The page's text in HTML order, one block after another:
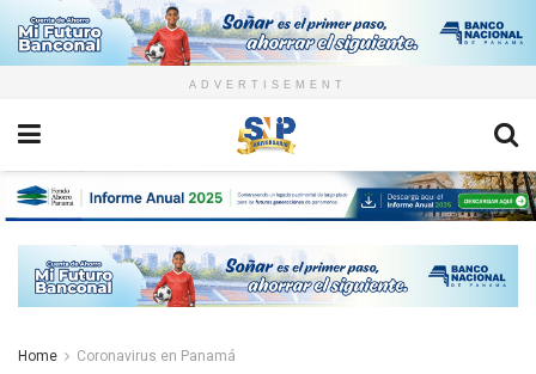
ADVERTISEMENT
Home Coronavirus en Panamá